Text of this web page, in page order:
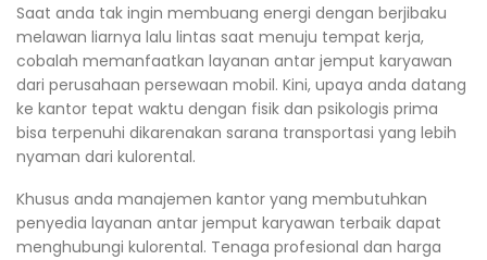
Saat anda tak ingin membuang energi dengan berjibaku
melawan liarnya lalu lintas saat menuju tempat kerja,
cobalah memanfaatkan layanan antar jemput karyawan
dari perusahaan persewaan mobil. Kini, upaya anda datang
ke kantor tepat waktu dengan fisik dan psikologis prima
bisa terpenuhi dikarenakan sarana transportasi yang lebih
nyaman dari kulorental.
Khusus anda manajemen kantor yang membutuhkan
penyedia layanan antar jemput karyawan terbaik dapat
menghubungi kulorental. Tenaga profesional dan harga